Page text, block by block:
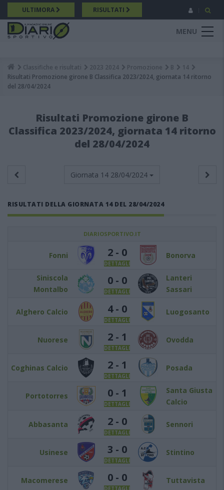
Salta
al
contenuto
principale
ULTIMORA RISULTATI
MENU
Breadcrumb
Classifiche e risultati 2023 2024 Promozione B
14
Risultati Promozione girone B Classifica 2023/2024, giornata 14 ritorno
del 28/04/2024
Risultati Promozione girone B
Classifica 2023/2024, giornata 14 ritorno
del 28/04/2024
Giornata 14 28/04/2024
RISULTATI DELLA GIORNATA 14 DEL 28/04/2024
DIARIOSPORTIVO.IT
Fonni 2 - 0
DETTAGLI
Bonorva
Siniscola
Montalbo
0 - 0
DETTAGLI
Lanteri
Sassari
Alghero Calcio 4 - 0
DETTAGLI
Luogosanto
Nuorese 2 - 1
DETTAGLI
Ovodda
Coghinas Calcio 2 - 1
DETTAGLI
Posada
Portotorres 0 - 1
DETTAGLI
Santa Giusta
Calcio
Abbasanta 2 - 0
DETTAGLI
Sennori
Usinese 3 - 0
DETTAGLI
Stintino
Macomerese 0 - 0
DETTAGLI
Tuttavista